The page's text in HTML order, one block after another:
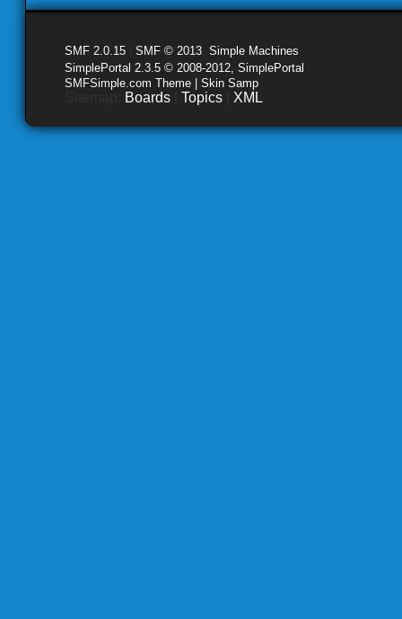
SMF 2.0.15 SMF © 2013 Simple Machines
SimplePortal 2.3.5 © 2008-2012, SimplePortal
SMFSimple.com Theme | Skin Samp
Boards Topics XML